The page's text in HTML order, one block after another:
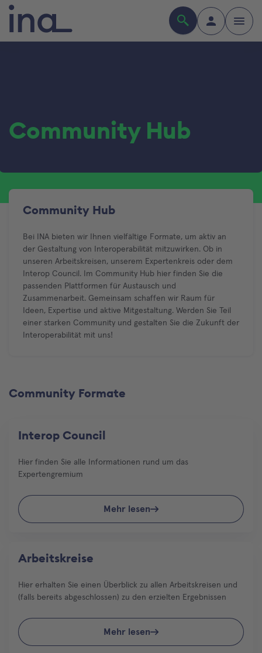
Community Hub
Community Hub
Bei INA bieten wir Ihnen vielfältige Formate, um aktiv an
der Gestaltung von Interoperabilität mitzuwirken. Ob in
unseren Arbeitskreisen, unserem Expertenkreis oder dem
Interop Council. Im Community Hub hier finden Sie die
passenden Plattformen für Austausch und
Zusammenarbeit. Gemeinsam schaffen wir Raum für
Ideen, Expertise und aktive Mitgestaltung. Werden Sie Teil
einer starken Community und gestalten Sie die Zukunft der
Interoperabilität mit uns!
Community Formate
Interop Council
Hier finden Sie alle Informationen rund um das
Expertengremium
Mehr lesen
Arbeitskreise
Hier erhalten Sie einen Überblick zu allen Arbeitskreisen und
(falls bereits abgeschlossen) zu den erzielten Ergebnissen
Mehr lesen